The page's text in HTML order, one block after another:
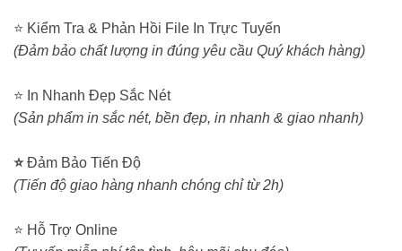
⭐ Kiểm Tra & Phản Hồi File In Trực Tuyến
(Đảm bảo chất lượng in đúng yêu cầu Quý khách hàng)
⭐ In Nhanh Đẹp Sắc Nét
(Sản phẩm in sắc nét, bền đẹp, in nhanh & giao nhanh)
⭐Đảm Bảo Tiến Độ
(Tiến độ giao hàng nhanh chóng chỉ từ 2h)
⭐ Hỗ Trợ Online